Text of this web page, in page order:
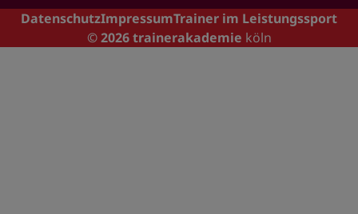
Footer
DatenschutzImpressumTrainer im Leistungssport
© 2026trainerakademie köln